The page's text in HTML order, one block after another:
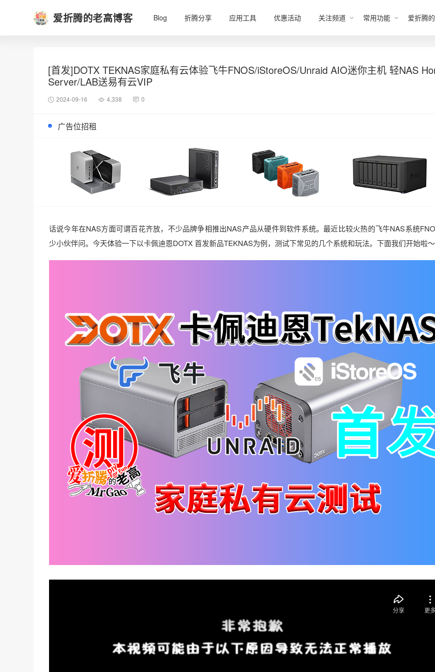
爱折腾的老高博客 Blog 折腾分享 应用工具 优惠活动 关注频道 常用功能 爱折腾
[首发]DOTX TEKNAS家庭私有云体验飞牛FNOS/iStoreOS/Unraid AIO迷你主机 轻NAS
Server/LAB送易有云VIP
2024-09-16 4,338 0
广告位招租
话说今年在NAS方面可谓百花齐放，不少品牌争相推出NAS产品从硬件到软件系统。最近比较火热的飞牛NAS系统
少小伙伴问。今天体验一下以卡佩迪恩DOTX 首发新品TEKNAS为例，测试下常见的几个系统和玩法。下面我们开始啦～